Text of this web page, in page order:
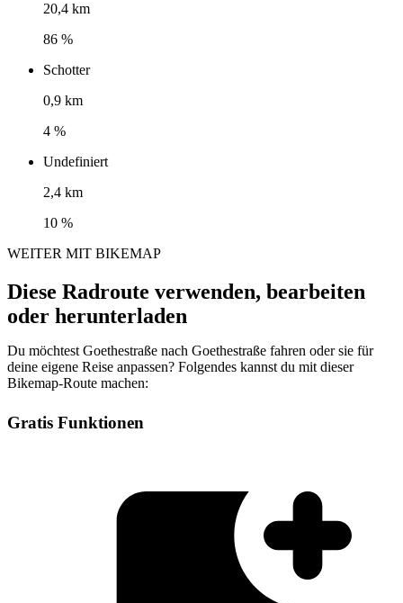
20,4 km
86 %
Schotter
0,9 km
4 %
Undefiniert
2,4 km
10 %
WEITER MIT BIKEMAP
Diese Radroute verwenden, bearbeiten
oder herunterladen
Du möchtest Goethestraße nach Goethestraße fahren oder sie für
deine eigene Reise anpassen? Folgendes kannst du mit dieser
Bikemap-Route machen:
Gratis Funktionen